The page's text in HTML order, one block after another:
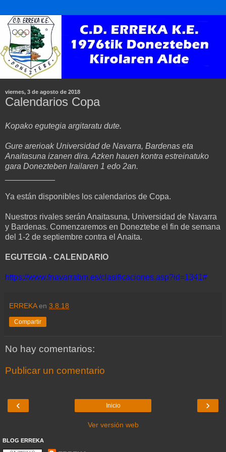
viernes, 3 de agosto de 2018
Calendarios Copa
Kopako egutegia argitaratu dute.
Gure arerioak Universidad de Navarra, Bardenas eta
Anaitasuna izanen dira. Azken hauen kontra estreinatuko
gara Donezteben Irailaren 1 edo 2an.
Ya están disponibles los calendarios de Copa.
Nuestros rivales serán Anaitasuna, Universidad de Navarra
y Bardenas. Comenzaremos en Doneztebe el fin de semana
del 1-2 de septiembre contra el Anaita.
EGUTEGIA - CALENDARIO
https://www.fnavarrabm.es/clasificaciones.asp?id=1341#
ERREKA en 3.8.18
Compartir
No hay comentarios:
Publicar un comentario
‹ ›
Inicio
Ver versión web
BLOG ERREKA